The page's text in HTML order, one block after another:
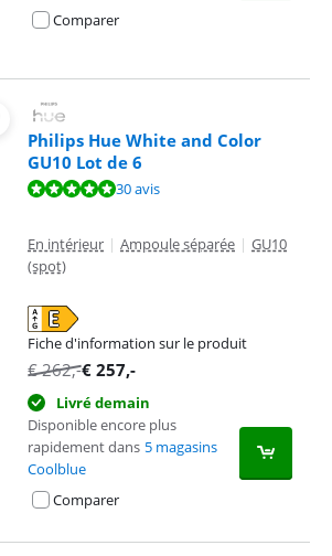
Comparer
Philips Hue White and Color
GU10 Lot de 6
basée sur 30 avis.30 avis
En intérieur | Ampoule séparée | GU10
(spot)
Fiche d'information sur le produit
onglet
€262,-€ 257,-
Livré demain
Disponible encore plus
rapidement dans 5 magasins
Coolblue
Comparer